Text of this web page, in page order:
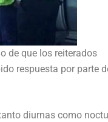
de que los reiterados
respuesta por parte
diurnas como